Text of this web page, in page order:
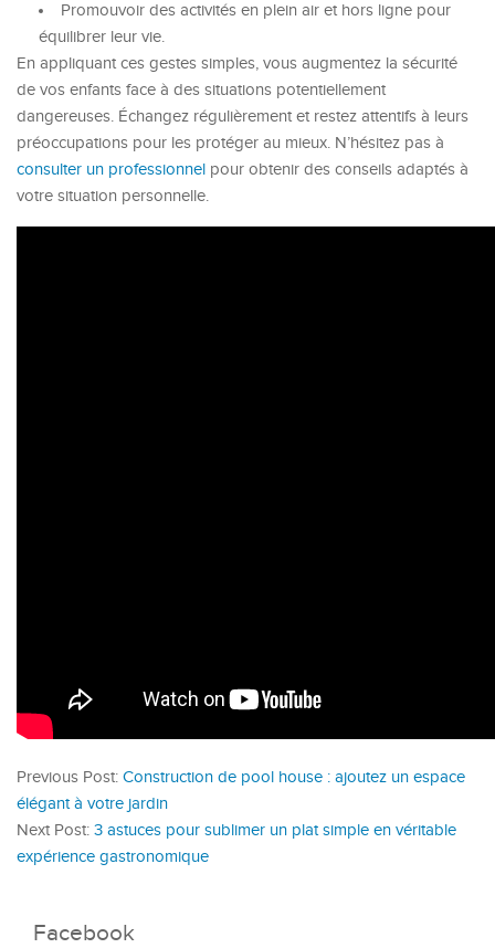
Promouvoir des activités en plein air et hors ligne pour
équilibrer leur vie.
En appliquant ces gestes simples, vous augmentez la sécurité
de vos enfants face à des situations potentiellement
dangereuses. Échangez régulièrement et restez attentifs à leurs
préoccupations pour les protéger au mieux. N’hésitez pas à
consulter un professionnel pour obtenir des conseils adaptés à
votre situation personnelle.
Previous Post: Construction de pool house : ajoutez un espace
élégant à votre jardin
Next Post: 3 astuces pour sublimer un plat simple en véritable
expérience gastronomique
Facebook